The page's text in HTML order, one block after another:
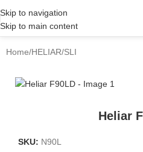
Skip to navigation
Skip to main content
Home/HELIAR/SLI
Heliar
SKU: N90L